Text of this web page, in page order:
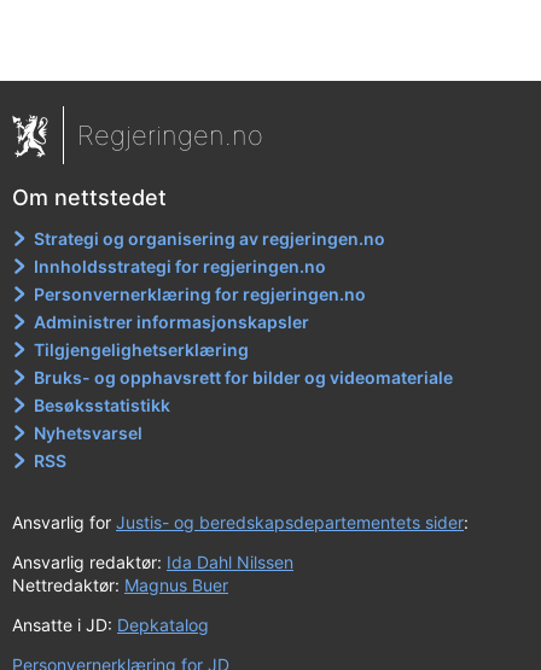
Regjeringen.no
Om nettstedet
Strategi og organisering av regjeringen.no
Innholdsstrategi for regjeringen.no
Personvernerklæring for regjeringen.no
Administrer informasjonskapsler
Tilgjengelighetserklæring
Bruks- og opphavsrett for bilder og videomateriale
Besøksstatistikk
Nyhetsvarsel
RSS
Ansvarlig for Justis- og beredskapsdepartementets sider:
Ansvarlig redaktør: Ida Dahl Nilssen
Nettredaktør: Magnus Buer
Ansatte i JD: Depkatalog
Personvernerklæring for JD